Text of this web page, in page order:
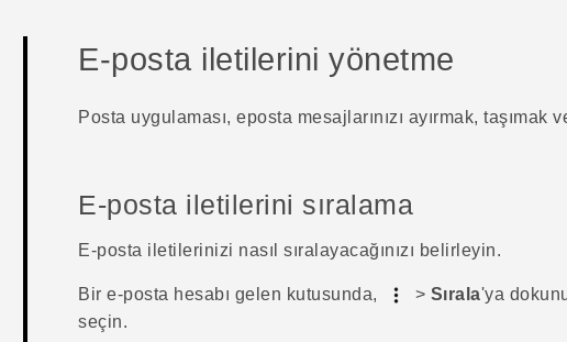
E-posta iletilerini yönetme
Posta uygulaması, eposta mesajlarınızı ayırmak,
E-posta iletilerini sıralama
E-posta iletilerinizi nasıl sıralayacağınızı belirleyin.
Bir e-posta hesabı gelen kutusunda, > Sırala'ya
seçin.